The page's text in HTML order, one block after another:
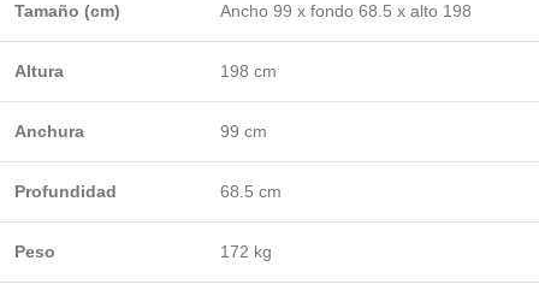
Tamaño (cm) Ancho 99 x fondo 68.5 x alto 198
Altura 198 cm
Anchura 99 cm
Profundidad 68.5 cm
Peso 172 kg